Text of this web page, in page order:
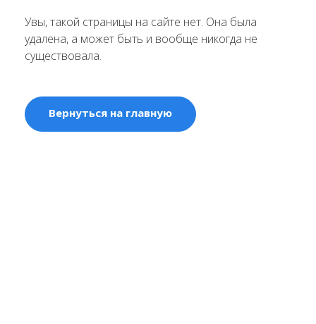
Увы, такой страницы на сайте нет. Она была
удалена, а может быть и вообще никогда не
существовала.
Вернуться на главную